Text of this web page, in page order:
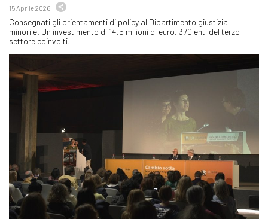
15 Aprile 2026
Consegnati gli orientamenti di policy al Dipartimento giustizia
minorile. Un investimento di 14,5 milioni di euro, 370 enti del terzo
settore coinvolti.